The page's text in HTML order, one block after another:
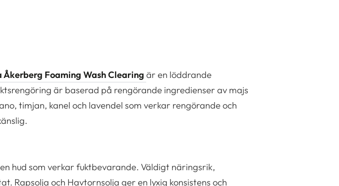
Åkerberg Foaming Wash Clearing är en löddrande
är baserad på rengörande ingredienser av majs
timjan, kanel och lavendel som verkar rengörande och
hud som verkar fuktbevarande. Väldigt näringsrik,
Rapsolja och Havtornsolja ger en lyxig konsistens och